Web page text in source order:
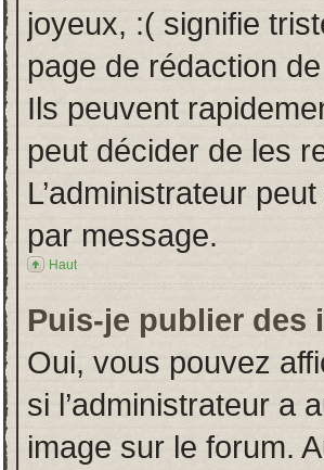
joyeux, :( signifie
page de rédaction
Ils peuvent
peut décider de les
L’administrateur
par message.
Haut
Puis-je publier des
Oui, vous pouvez
si l’administrateur a
image sur le forum.